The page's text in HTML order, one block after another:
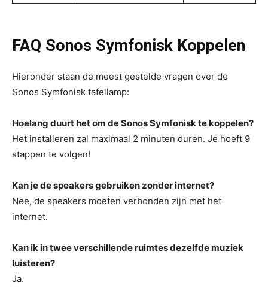
FAQ Sonos Symfonisk Koppelen
Hieronder staan de meest gestelde vragen over de
Sonos Symfonisk tafellamp:
Hoelang duurt het om de Sonos Symfonisk te koppelen?
Het installeren zal maximaal 2 minuten duren. Je hoeft 9
stappen te volgen!
Kan je de speakers gebruiken zonder internet?
Nee, de speakers moeten verbonden zijn met het
internet.
Kan ik in twee verschillende ruimtes dezelfde muziek
luisteren?
Ja.